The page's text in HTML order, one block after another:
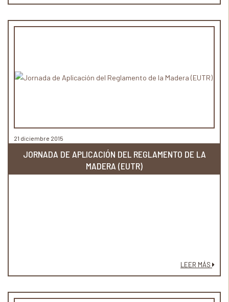
21 diciembre 2015
JORNADA DE APLICACIÓN DEL REGLAMENTO DE LA
MADERA (EUTR)
LEER MÁS